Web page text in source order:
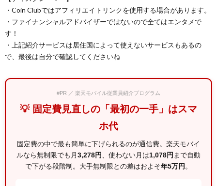
・Coin Clubではアフィリエイトリンクを使用する場合があります。
・ファイナンシャルアドバイザーではないので全てはエンタメで
す！
・上記紹介サービスは居住国によって使えないサービスもあるの
で、最後は自分で確認してくださいね
#PR ／ 楽天モバイル従業員紹介プログラム
💡 固定費見直しの「最初の一手」はスマ
ホ代
固定費の中で最も簡単に下げられるのが通信費。楽天モバイ
ルなら無制限でも月3,278円 、使わない月は1,078円 まで自動
で下がる段階制。大手無制限との差はおよそ年5万円。